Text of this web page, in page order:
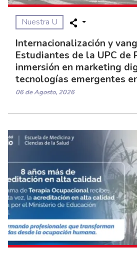
Nuestra U
Internacionalización y
Estudiantes de la UPC de
inmersión en marketing
tecnologías emergentes
06 de Agosto, 2026